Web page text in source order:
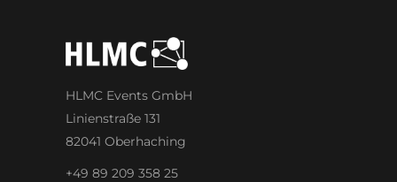
HLMC Events GmbH
Linienstraße 131
82041 Oberhaching
+49 89 209 358 25